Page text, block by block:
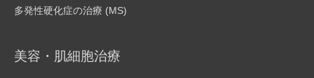
多発性硬化症の治療 (MS)
美容・肌細胞治療